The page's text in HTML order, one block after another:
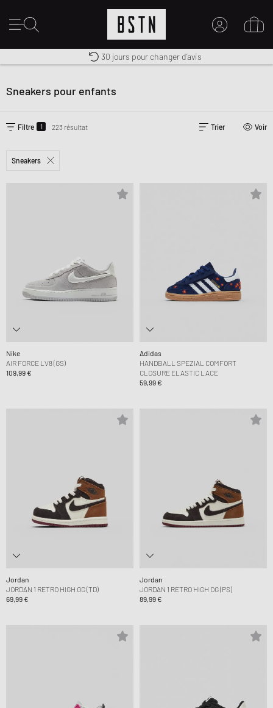
MON COMPTE
CRÉER UN COMPTE
Livraison gratuite dès 100€
Premium Sportswear
30 jours pour changer d’avis
Sneakers pour enfants
Filtre 1 223 résultat Trier Voir
Sneakers
Nike
AIR FORCE LV8 (GS)
109,99 €
Adidas
HANDBALL SPEZIAL COMFORT
CLOSURE ELASTIC LACE
59,99 €
Jordan
JORDAN 1 RETRO HIGH OG (TD)
69,99 €
Jordan
JORDAN 1 RETRO HIGH OG (PS)
89,99 €